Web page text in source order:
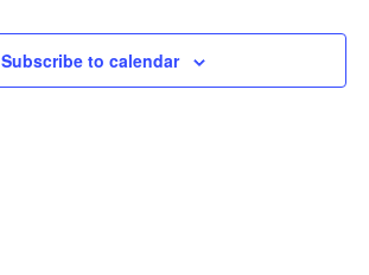
Subscribe to calendar